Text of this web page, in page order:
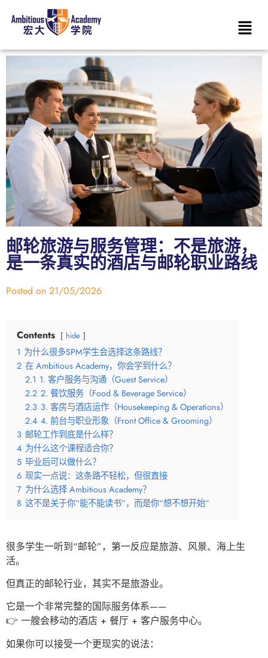
邮轮旅游与服务管理：不是旅游，
是一条真实的酒店与邮轮职业路线
Posted on 21/05/2026
Contents hide
1 为什么很多SPM学生会选择这条路线？
2 在 Ambitious Academy，你会学到什么？
2.1 1. 客户服务与沟通（Guest Service）
2.2 2. 餐饮服务（Food & Beverage Service）
2.3 3. 客房与酒店运作（Housekeeping & Operations）
2.4 4. 前台与职业形象（Front Office & Grooming）
3 邮轮工作到底是什么样？
4 为什么这个课程适合你？
5 毕业后可以做什么？
6 现实一点说：这条路不轻松，但很直接
7 为什么选择 Ambitious Academy？
8 这不是关于你“能不能读书”，而是你“想不想开始”
很多学生一听到“邮轮”，第一反应是旅游、风景、海上生
活。
但真正的邮轮行业，其实不是旅游业。
它是一个非常完整的国际服务体系——
👉 一艘会移动的酒店 + 餐厅 + 客户服务中心。
如果你可以接受一个更现实的说法：